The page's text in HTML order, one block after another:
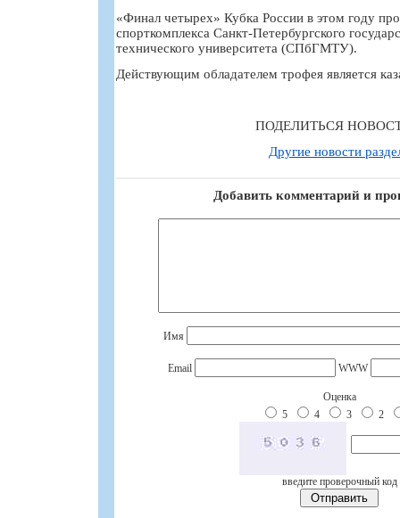
«Финал четырех» Кубка России в этом году
спорткомплекса Санкт-Петербургского
технического университета (СПбГМТУ).
Действующим обладателем трофея является
ПОДЕЛИТЬСЯ
Другие новости
Добавить комментарий и
Имя
Email WWW
Оценка
5
4 3 2
введите проверочный код